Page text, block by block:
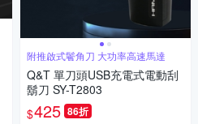
附推啟式鬢角刀 大功率高速馬達
Q&T 單刀頭USB充電式電動刮
鬍刀 SY-T2803
$425 86折